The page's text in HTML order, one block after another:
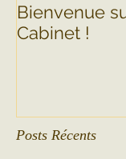
Bienvenue
Cabinet !
Posts Récents